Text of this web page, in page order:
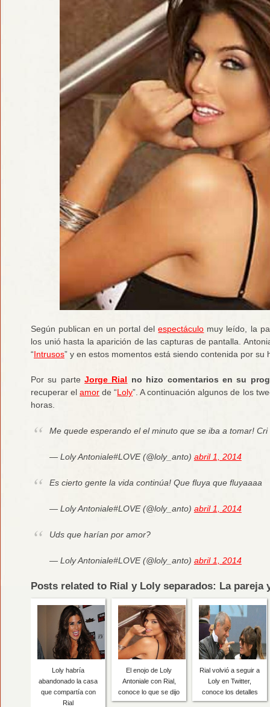
Según publican en un portal delespectáculo muy leído, la
los unió hasta la aparición de las capturas de pantalla.
“Intrusos” y en estos momentos está siendo contenida por su
Por su parteJorge Rial no hizo comentarios en su
recuperar elamor de “Loly”. A continuación algunos de los
horas.
Me quede esperando el el minuto que se iba a tomar! Cri
— Loly Antoniale#LOVE (@loly_anto) abril 1, 2014
Es cierto gente la vida continúa! Que fluya que fluyaaaa
— Loly Antoniale#LOVE (@loly_anto) abril 1, 2014
Uds que harían por amor?
— Loly Antoniale#LOVE (@loly_anto) abril 1, 2014
Posts related to Rial y Loly separados: La pareja
Loly habría
abandonado la casa
que compartía con
Rial
El enojo de Loly
Antoniale con Rial,
conoce lo que se dijo
Rial volvió a seguir a
Loly en Twitter,
conoce los detalles